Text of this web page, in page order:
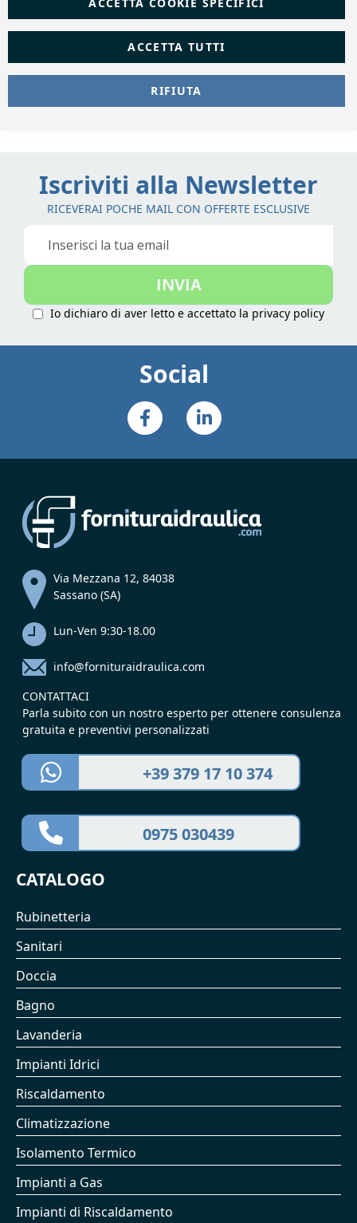
ACCETTA TUTTI
RIFIUTA
Iscriviti alla Newsletter
RICEVERAI POCHE MAIL CON OFFERTE ESCLUSIVE
Iscriviti
nostra
INVIA
Io dichiaro di aver letto e accettato la privacy policy
Social
Via Mezzana 12, 84038
Sassano (SA)
Lun-Ven 9:30-18.00
info@fornituraidraulica.com
CONTATTACI
Parla subito con un nostro esperto per ottenere consulenza
gratuita e preventivi personalizzati
+39 379 17 10 374
0975 030439
CATALOGO
Rubinetteria
Sanitari
Doccia
Bagno
Lavanderia
Impianti Idrici
Riscaldamento
Climatizzazione
Isolamento Termico
Impianti a Gas
Impianti di Riscaldamento